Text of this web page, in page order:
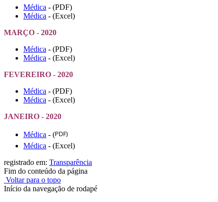
Médica - (PDF)
Médica - (Excel)
MARÇO - 2020
Médica - (PDF)
Médica - (Excel)
FEVEREIRO - 2020
Médica - (PDF)
Médica - (Excel)
JANEIRO - 2020
Médica - (PDF)
Médica - (Excel)
registrado em: Transparência
Fim do conteúdo da página
Voltar para o topo
Início da navegação de rodapé